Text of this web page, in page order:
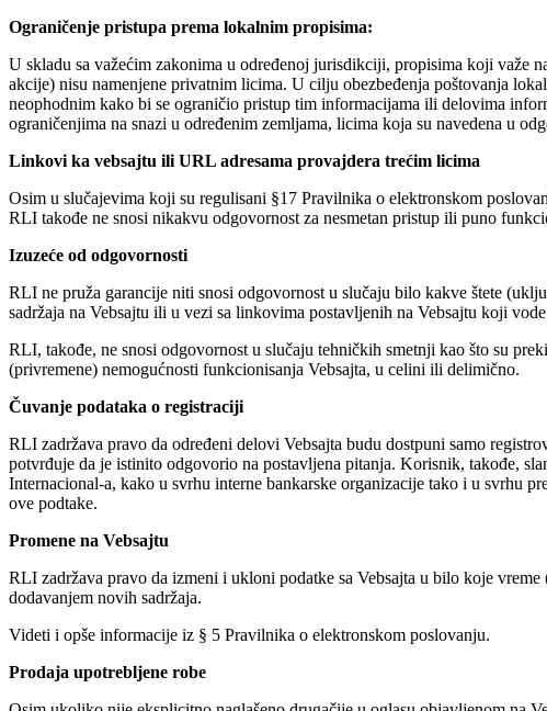
Ograničenje pristupa prema lokalnim propisima:
U skladu sa važećim zakonima u određenoj jurisdikciji, propisima koji važe
akcije) nisu namenjene privatnim licima. U cilju obezbeđenja poštovanja
neophodnim kako bi se ograničio pristup tim informacijama ili delovima
ograničenjima na snazi u određenim zemljama, licima koja su navedena u
Linkovi ka vebsajtu ili URL adresama provajdera trećim licima
Osim u slučajevima koji su regulisani §17 Pravilnika o elektronskom
RLI takođe ne snosi nikakvu odgovornost za nesmetan pristup ili puno
Izuzeće od odgovornosti
RLI ne pruža garancije niti snosi odgovornost u slučaju bilo kakve štete
sadržaja na Vebsajtu ili u vezi sa linkovima postavljenih na Vebsajtu koji
RLI, takođe, ne snosi odgovornost u slučaju tehničkih smetnji kao što su
(privremene) nemogućnosti funkcionisanja Vebsajta, u celini ili delimično.
Čuvanje podataka o registraciji
RLI zadržava pravo da određeni delovi Vebsajta budu dostpuni samo
potvrđuje da je istinito odgovorio na postavljena pitanja. Korisnik, takođe,
Internacional-a, kako u svrhu interne bankarske organizacije tako i u svrhu
ove podtake.
Promene na Vebsajtu
RLI zadržava pravo da izmeni i ukloni podatke sa Vebsajta u bilo koje
dodavanjem novih sadržaja.
Videti i opše informacije iz § 5 Pravilnika o elektronskom poslovanju.
Prodaja upotrebljene robe